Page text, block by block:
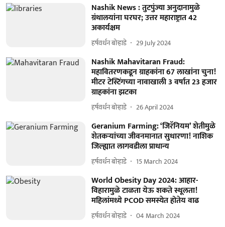
Nashik News : तुटपुंज्या अनुदानामुळे
ग्रंथालयांना घरघर; उत्तर महाराष्ट्रात 42
अकार्यक्षम
हर्षवर्धन बोऱ्हाडे 29 July 2024
Nashik Mahavitaran Fraud:
महावितरणकडून ग्राहकांना 67 लाखांना चुना!
मीटर टेस्टिंगच्या नावाखाली 3 वर्षात 23 हजार
ग्राहकांना झटका
हर्षवर्धन बोऱ्हाडे 26 April 2024
Geranium Farming: ‘जिरॅनियम’ शेतीमुळे
शेतकऱ्यांच्या जीवनमानात सुधारणा! नाशिक
जिल्ह्यात लागवडीला प्राधान्य
हर्षवर्धन बोऱ्हाडे 15 March 2024
World Obesity Day 2024: आहार-
विहारामुळे टाळता येऊ शकते स्थूलता!
महिलांमध्ये PCOD समस्येत होतेय वाढ
हर्षवर्धन बोऱ्हाडे 04 March 2024